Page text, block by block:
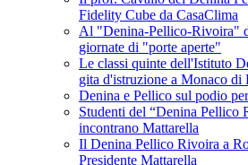
Fidelity Cube da CasaClima
Al "Denina-Pellico-Rivoira"
giornate di "porte aperte"
Le classi quinte dell'Istituto
gita d'istruzione a Monaco di
Denina e Pellico sul podio
Studenti del “Denina Pellico
incontrano Mattarella
Il Denina Pellico Rivoira a
Presidente Mattarella